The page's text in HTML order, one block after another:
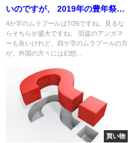
いのですが、 2019年の豊年祭は
何日になるのかご存知でしたら
教えて下さい🙇‍♀️
4か字のムラプールは7/26ですね。見るな
らそちらが盛大ですね。 旧盆のアンガマ
ーも良いけれど、四ケ字のムラプールの方
が、外国の方々には幻想...
買い物